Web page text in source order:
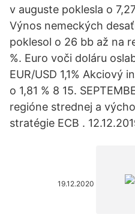
v auguste poklesla o
Výnos nemeckých
poklesol o 26 bb až na
%. Euro voči doláru
EUR/USD 1,1% Akciový
o 1,81 % 8 15.
regióne strednej a
stratégie ECB .
19.12.2020